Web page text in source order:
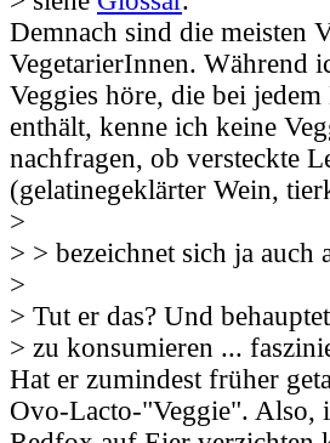
Demnach sind die meisten
VegetarierInnen. Während
Veggies höre, die bei
enthält, kenne ich keine
nachfragen, ob versteckte
(gelatinegeklärter Wein,
>
> > bezeichnet sich ja
>
> Tut er das? Und
> zu konsumieren ...
Hat er zumindest früher
Ovo-Lacto-"Veggie". Also,